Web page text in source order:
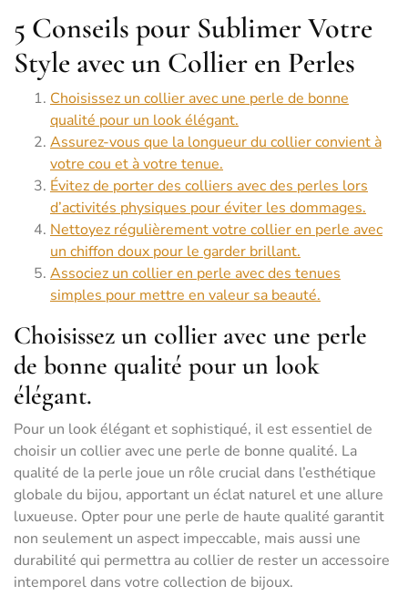
5 Conseils pour Sublimer Votre
Style avec un Collier en Perles
Choisissez un collier avec une perle de bonne
qualité pour un look élégant.
Assurez-vous que la longueur du collier convient à
votre cou et à votre tenue.
Évitez de porter des colliers avec des perles lors
d’activités physiques pour éviter les dommages.
Nettoyez régulièrement votre collier en perle avec
un chiffon doux pour le garder brillant.
Associez un collier en perle avec des tenues
simples pour mettre en valeur sa beauté.
Choisissez un collier avec une perle
de bonne qualité pour un look
élégant.
Pour un look élégant et sophistiqué, il est essentiel de
choisir un collier avec une perle de bonne qualité. La
qualité de la perle joue un rôle crucial dans l’esthétique
globale du bijou, apportant un éclat naturel et une allure
luxueuse. Opter pour une perle de haute qualité garantit
non seulement un aspect impeccable, mais aussi une
durabilité qui permettra au collier de rester un accessoire
intemporel dans votre collection de bijoux.